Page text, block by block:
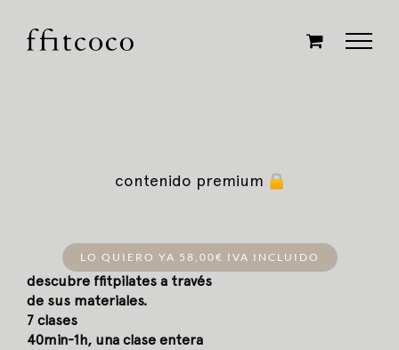
contenido
contenido premium
LO QUIERO YA 58,00€ IVA INCLUIDO
descubre ffitpilates a través
de sus materiales.
7 clases
40min-1h, una clase entera